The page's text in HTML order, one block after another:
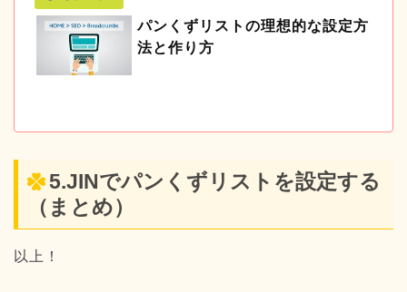
パンくずリストの理想的な設定方
法と作り方
5.JINでパンくずリストを設定する
（まとめ）
以上！